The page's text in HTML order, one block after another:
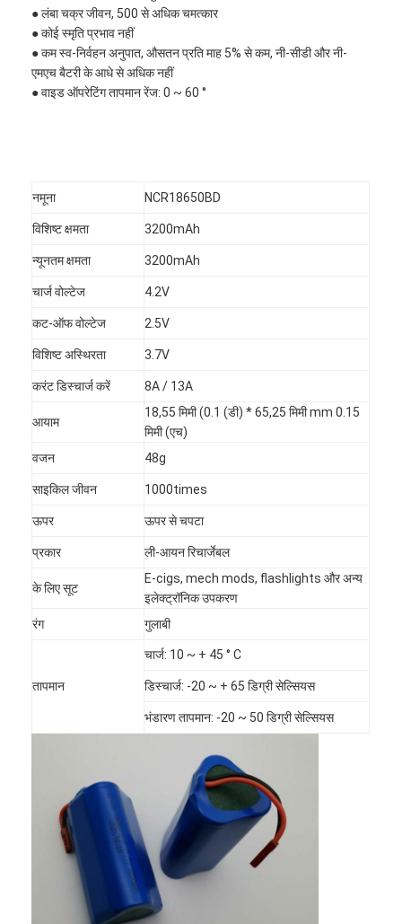
घर
उत्पादों
हमारे बारे में
● लंबा चक्र जीवन, 500 से अधिक चमत्कार
● कोई स्मृति प्रभाव नहीं
● कम स्व-निर्वहन अनुपात, औसतन प्रति माह 5% से कम, नी-सीडी और नी-
एमएच बैटरी के आधे से अधिक नहीं
● वाइड ऑपरेटिंग तापमान रेंज: 0 ~ 60 °
नमूना NCR18650BD
विशिष्ट क्षमता 3200mAh
न्यूनतम क्षमता 3200mAh
चार्ज वोल्टेज 4.2V
कट-ऑफ वोल्टेज 2.5V
विशिष्ट अस्थिरता 3.7V
करंट डिस्चार्ज करें 8A / 13A
आयाम
18,55 मिमी (0.1 (डी) * 65,25 मिमी mm 0.15
मिमी (एच)
वजन
48g
साइकिल जीवन 1000times
ऊपर ऊपर से चपटा
प्रकार ली-आयन रिचार्जेबल
के लिए सूट
E-cigs, mech mods, flashlights और अन्य
इलेक्ट्रॉनिक उपकरण
रंग
गुलाबी
तापमान
चार्ज: 10 ~ + 45 ° C
डिस्चार्ज: -20 ~ + 65 डिग्री सेल्सियस
भंडारण तापमान: -20 ~ 50 डिग्री सेल्सियस